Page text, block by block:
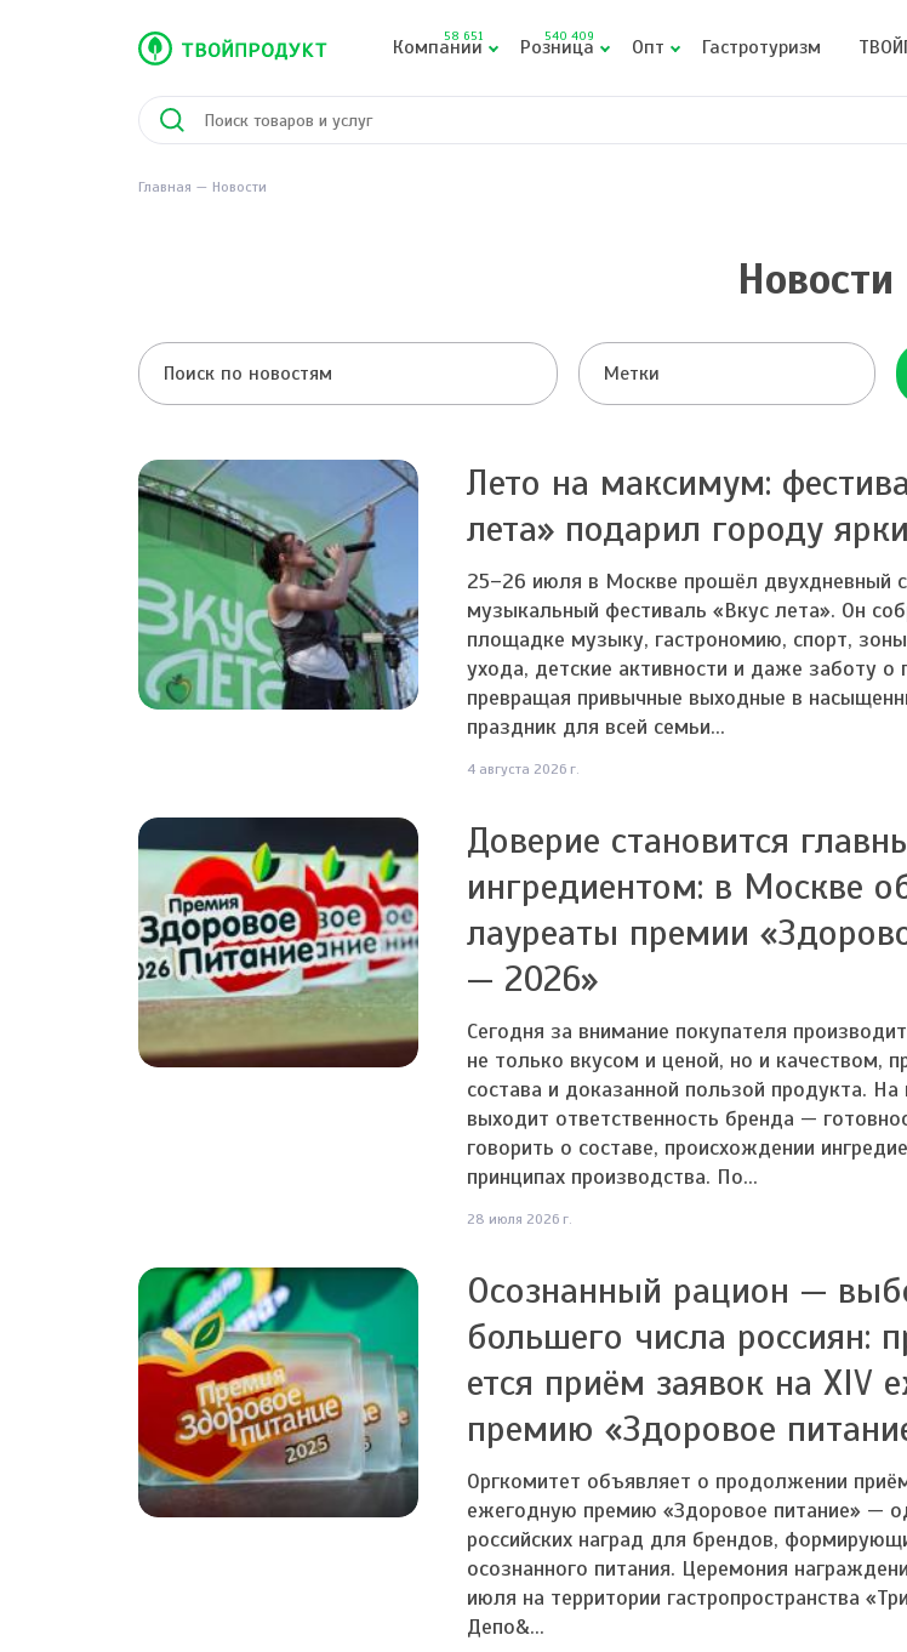
Компании
58 651 Розница
540 409 Опт Гастротуризм
Главная Новости
Новости
Лето на максимум:
лета» подарил городу
25–26 июля в Москве прошёл двухдневный
музыкальный фестиваль «Вкус лета». Он
площадке музыку, гастрономию, спорт,
ухода, детские активности и даже заботу о
превращая привычные выходные в
праздник для всей семьи...
4 августа 2026 г.
Доверие становится
ингредиентом: в Москве
лауреаты премии
— 2026»
Сегодня за внимание покупателя
не только вкусом и ценой, но и качеством,
состава и доказанной пользой продукта. На
выходит ответственность бренда —
говорить о составе, происхождении
принципах производства. По...
28 июля 2026 г.
Осознанный рацион —
большего числа россиян:
ется приём заявок на XIV
премию «Здоровое
Оргкомитет объявляет о продолжении
ежегодную премию «Здоровое питание» —
российских наград для брендов,
осознанного питания. Церемония
июля на территории гастропространства
Депо&...